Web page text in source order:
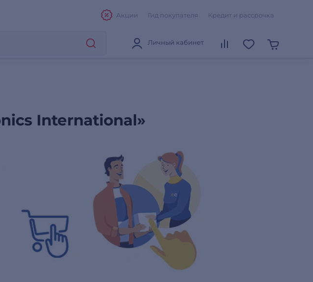
Акции Гид покупателя Кредит и рассрочка
Личный кабинет
International»